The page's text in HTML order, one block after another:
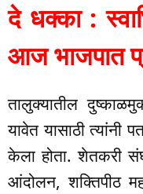
दे धक्का :
आज भाजपात
तालुक्यातील
यावेत यासाठी त्यांनी
केला होता. शेतकरी
आंदोलन, शक्तिपीठ